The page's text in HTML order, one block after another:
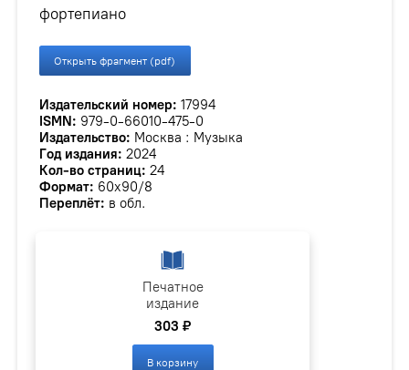
фортепиано
Открыть фрагмент (pdf)
Издательский номер: 17994
ISMN: 979-0-66010-475-0
Издательство: Москва : Музыка
Год издания: 2024
Кол-во страниц: 24
Формат: 60х90/8
Переплёт: в обл.
Печатное
издание
303 ₽
В корзину